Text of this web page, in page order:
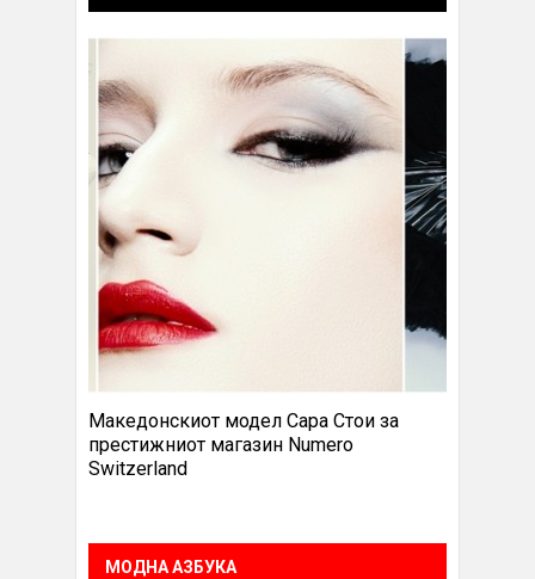
Македонскиот модел Сара Стои за
престижниот магазин Numero
Switzerland
МОДНА АЗБУКА